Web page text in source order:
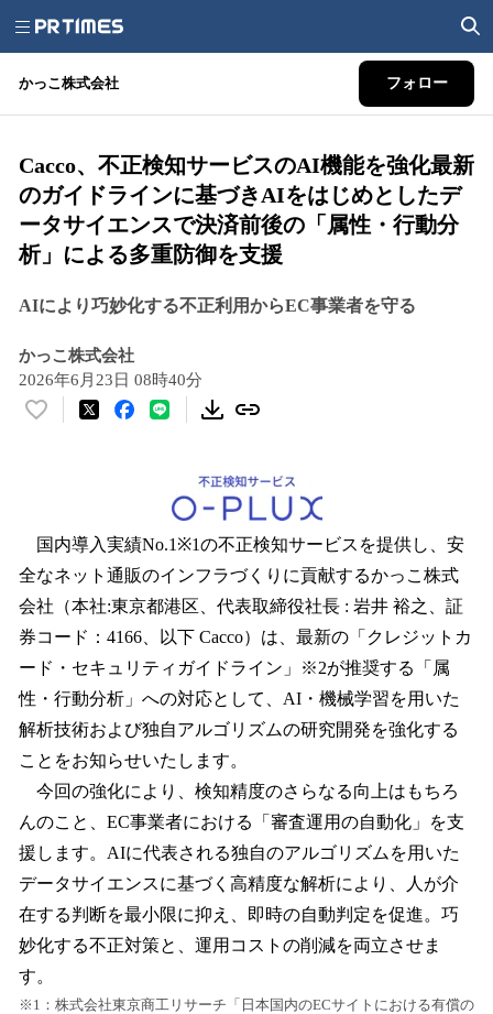
かっこ株式会社 フォロー
Cacco、不正検知サービスのAI機能を強化最新
のガイドラインに基づきAIをはじめとしたデ
ータサイエンスで決済前後の「属性・行動分
析」による多重防御を支援
AIにより巧妙化する不正利用からEC事業者を守る
かっこ株式会社
2026年6月23日 08時40分
い
を
読
み
込
み
で
す
国内導入実績No.1※1の不正検知サービスを提供し、安
全なネット通販のインフラづくりに貢献するかっこ株式
会社（本社:東京都港区、代表取締役社長 : 岩井 裕之、証
券コード：4166、以下 Cacco）は、最新の「クレジットカ
ード・セキュリティガイドライン」※2が推奨する「属
性・行動分析」への対応として、AI・機械学習を用いた
解析技術および独自アルゴリズムの研究開発を強化する
ことをお知らせいたします。
今回の強化により、検知精度のさらなる向上はもちろ
んのこと、EC事業者における「審査運用の自動化」を支
援します。AIに代表される独自のアルゴリズムを用いた
データサイエンスに基づく高精度な解析により、人が介
在する判断を最小限に抑え、即時の自動判定を促進。巧
妙化する不正対策と、運用コストの削減を両立させま
す。
※1：株式会社東京商工リサーチ「日本国内のECサイトにおける有償の